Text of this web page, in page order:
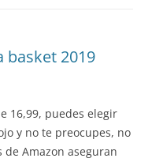
basket 2019
16,99, puedes elegir
y no te preocupes, no
Amazon aseguran